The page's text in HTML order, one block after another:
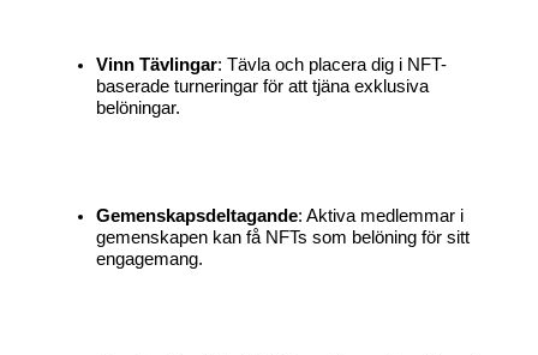
Vinn Tävlingar: Tävla och placera dig i NFT-
baserade turneringar för att tjäna exklusiva
belöningar.
Gemenskapsdeltagande: Aktiva medlemmar i
gemenskapen kan få NFTs som belöning för sitt
engagemang.